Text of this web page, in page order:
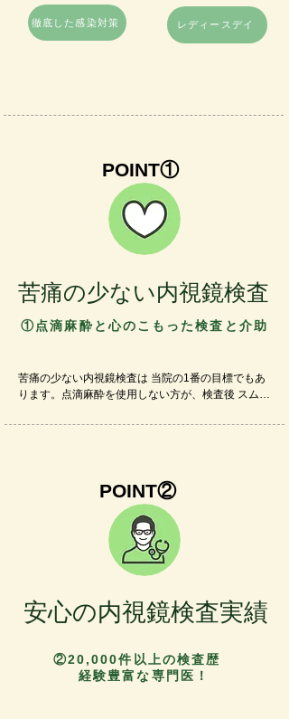
徹底した感染対策 レディースデイ
POINT①
苦痛の少ない内視鏡検査
①点滴麻酔と心のこもった​検査と介助
苦痛の少ない内視鏡検査は 当院の1番の目標でもあ
ります。​点滴麻酔を使用しない方が、検査後 スムー
スメしております。（＊大腸麻酔で使用する鎮痛剤
小限にする努力を続けております。 しかし、そうは
いっても 苦痛を最小限化するためには麻酔を使用す
る方が苦痛は抑えられます。
メリット・デメリットを十分ご理解いただき、苦痛
の少ない検査を目指しております。​​
胃カメラ検査では、開院以来 経鼻内視鏡を中心に苦
痛の少ない検査を行っております。 短い検査時間で
鼻腔が狭くて 通らない人や 以前当院での経鼻内視
鏡で苦痛が強かった人には、点滴で鎮静剤を使用し
POINT②
安心の内視鏡検査実績
②20,000件以上の検査歴
経験豊富な専門医！